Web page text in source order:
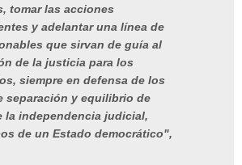
tomar las acciones
y adelantar una línea de
que sirvan de guía al
de la justicia para los
siempre en defensa de los
separación y equilibrio de
la independencia judicial,
de un Estado democrático",